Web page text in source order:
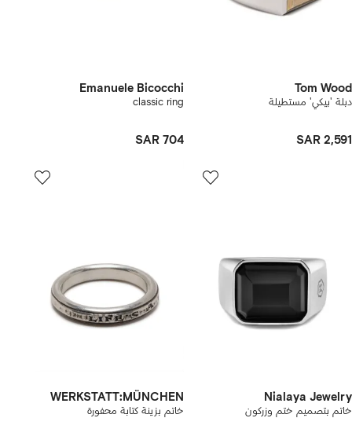
Tom Wood
دبلة 'بيكي' مستطيلة
SAR 2,591
Emanuele Bicocchi
classic ring
SAR 704
Nialaya Jewelry
خاتم بتصميم ختم وزركون
WERKSTATT:MÜNCHEN
خاتم بزينة كتابة محفورة